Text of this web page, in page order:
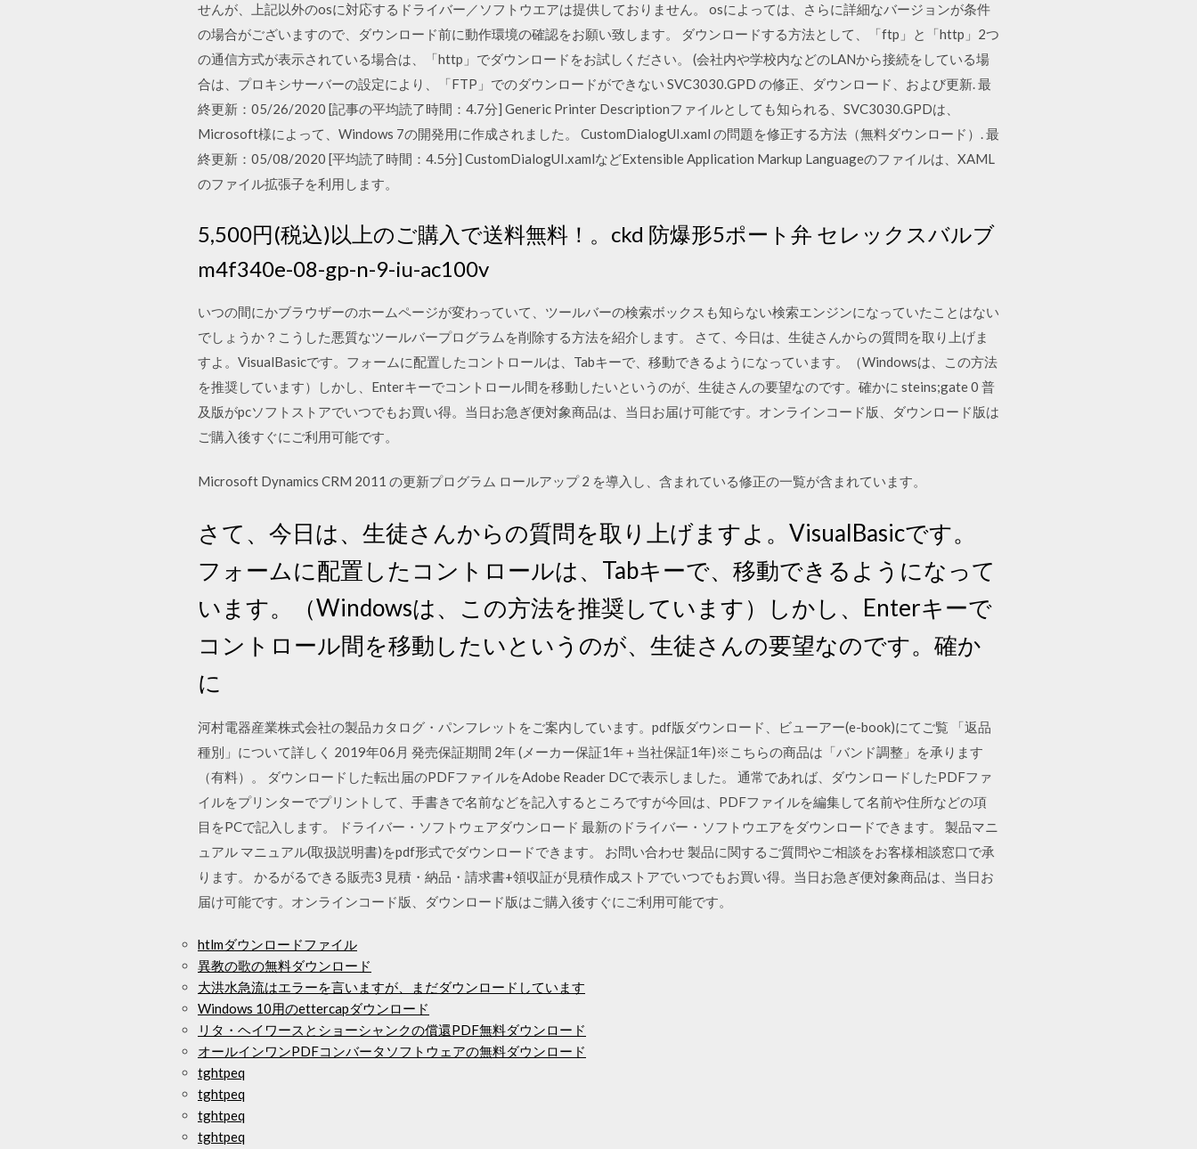
せんが、上記以外のosに対応するドライバー／ソフトウエアは提供しておりません。 osによっては、さらに詳細なバージョンが条件
の場合がございますので、ダウンロード前に動作環境の確認をお願い致します。 ダウンロードする方法として、「ftp」と「http」2つ
の通信方式が表示されている場合は、「http」でダウンロードをお試しください。 (会社内や学校内などのLANから接続をしている場
合は、プロキシサーバーの設定により、「FTP」でのダウンロードができない SVC3030.GPD の修正、ダウンロード、および更新. 最
終更新：05/26/2020 [記事の平均読了時間：4.7分] Generic Printer Descriptionファイルとしても知られる、SVC3030.GPDは、
Microsoft様によって、Windows 7の開発用に作成されました。 CustomDialogUI.xaml の問題を修正する方法（無料ダウンロード）. 最
終更新：05/08/2020 [平均読了時間：4.5分] CustomDialogUI.xamlなどExtensible Application Markup Languageのファイルは、XAML
のファイル拡張子を利用します。
5,500円(税込)以上のご購入で送料無料！。ckd 防爆形5ポート弁 セレックスバルブ
m4f340e-08-gp-n-9-iu-ac100v
いつの間にかブラウザーのホームページが変わっていて、ツールバーの検索ボックスも知らない検索エンジンになっていたことはない
でしょうか？こうした悪質なツールバープログラムを削除する方法を紹介します。 さて、今日は、生徒さんからの質問を取り上げま
すよ。VisualBasicです。フォームに配置したコントロールは、Tabキーで、移動できるようになっています。（Windowsは、この方法
を推奨しています）しかし、Enterキーでコントロール間を移動したいというのが、生徒さんの要望なのです。確かに steins;gate 0 普
及版がpcソフトストアでいつでもお買い得。当日お急ぎ便対象商品は、当日お届け可能です。オンラインコード版、ダウンロード版は
ご購入後すぐにご利用可能です。
Microsoft Dynamics CRM 2011 の更新プログラム ロールアップ 2 を導入し、含まれている修正の一覧が含まれています。
さて、今日は、生徒さんからの質問を取り上げますよ。VisualBasicです。
フォームに配置したコントロールは、Tabキーで、移動できるようになって
います。（Windowsは、この方法を推奨しています）しかし、Enterキーで
コントロール間を移動したいというのが、生徒さんの要望なのです。確か
に
河村電器産業株式会社の製品カタログ・パンフレットをご案内しています。pdf版ダウンロード、ビューアー(e-book)にてご覧 「返品
種別」について詳しく 2019年06月 発売保証期間 2年 (メーカー保証1年＋当社保証1年)※こちらの商品は「バンド調整」を承ります
（有料）。 ダウンロードした転出届のPDFファイルをAdobe Reader DCで表示しました。 通常であれば、ダウンロードしたPDFファ
イルをプリンターでプリントして、手書きで名前などを記入するところですが今回は、PDFファイルを編集して名前や住所などの項
目をPCで記入します。 ドライバー・ソフトウェアダウンロード 最新のドライバー・ソフトウエアをダウンロードできます。 製品マニ
ュアル マニュアル(取扱説明書)をpdf形式でダウンロードできます。 お問い合わせ 製品に関するご質問やご相談をお客様相談窓口で承
ります。 かるがるできる販売3 見積・納品・請求書+領収証が見積作成ストアでいつでもお買い得。当日お急ぎ便対象商品は、当日お
届け可能です。オンラインコード版、ダウンロード版はご購入後すぐにご利用可能です。
htlmダウンロードファイル
異教の歌の無料ダウンロード
大洪水急流はエラーを言いますが、まだダウンロードしています
Windows 10用のettercapダウンロード
リタ・ヘイワースとショーシャンクの償還PDF無料ダウンロード
オールインワンPDFコンバータソフトウェアの無料ダウンロード
tghtpeq
tghtpeq
tghtpeq
tghtpeq